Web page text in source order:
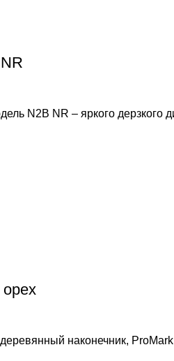
N2B NR – яркого дерзкого
наконечник,